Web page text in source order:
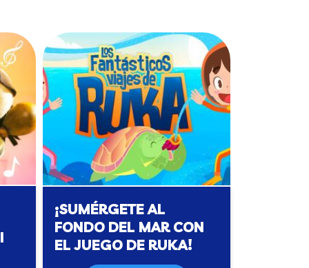
¡SUMÉRGETE AL
FONDO DEL MAR CON
EL JUEGO DE RUKA!